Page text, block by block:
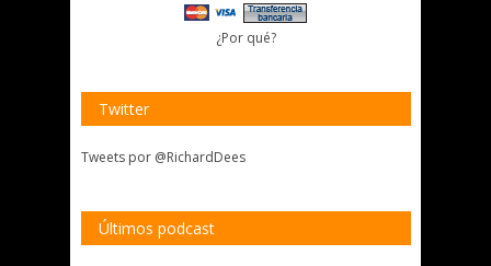
¿Por qué?
Twitter
Tweets por @RichardDees
Últimos podcast